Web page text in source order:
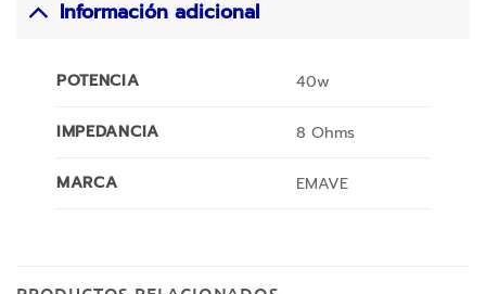
Información adicional
POTENCIA 40w
IMPEDANCIA 8 Ohms
MARCA EMAVE